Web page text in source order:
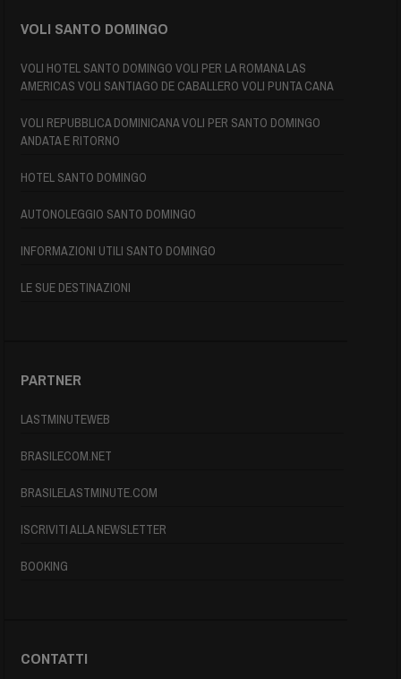
VOLI SANTO DOMINGO
VOLI HOTEL SANTO DOMINGO VOLI PER LA ROMANA LAS
AMERICAS VOLI SANTIAGO DE CABALLERO VOLI PUNTA CANA
VOLI REPUBBLICA DOMINICANA VOLI PER SANTO DOMINGO
ANDATA E RITORNO
HOTEL SANTO DOMINGO
AUTONOLEGGIO SANTO DOMINGO
INFORMAZIONI UTILI SANTO DOMINGO
LE SUE DESTINAZIONI
PARTNER
LASTMINUTEWEB
BRASILECOM.NET
BRASILELASTMINUTE.COM
ISCRIVITI ALLA NEWSLETTER
BOOKING
CONTATTI